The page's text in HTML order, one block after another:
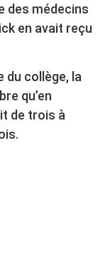
des médecins
en avait reçu
du collège, la
qu’en
de trois à